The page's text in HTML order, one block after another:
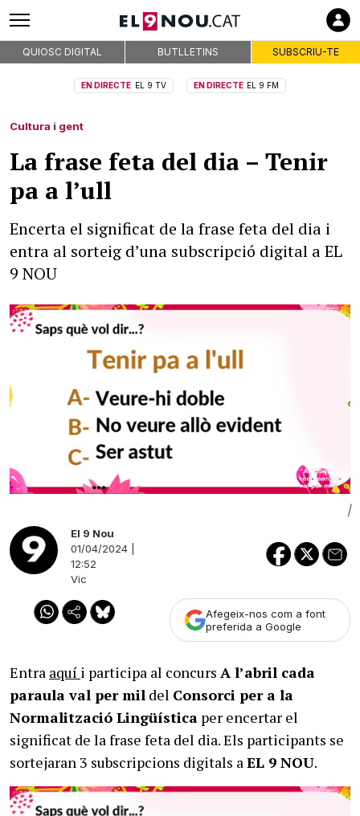
QUIOSC DIGITAL BUTLLETINS SUBSCRIU-TE
EN DIRECTE EL 9 TV EN DIRECTE EL 9 FM
Cultura i gent
La frase feta del dia – Tenir
pa a l’ull
Encerta el significat de la frase feta del dia i
entra al sorteig d’una subscripció digital a EL
9 NOU
|
El 9 Nou
01/04/2024 |
12:52
Vic
Afegeix-nos com a font
preferida a Google
Entra aquí i participa al concurs A l’abril cada
paraula val per mil del Consorci per a la
Normalització Lingüística per encertar el
significat de la frase feta del dia. Els participants se
sortejaran 3 subscripcions digitals a EL 9 NOU.